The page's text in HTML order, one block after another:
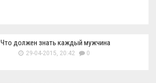
Что должен знать каждый мужчина
29-04-2015, 20:42 0